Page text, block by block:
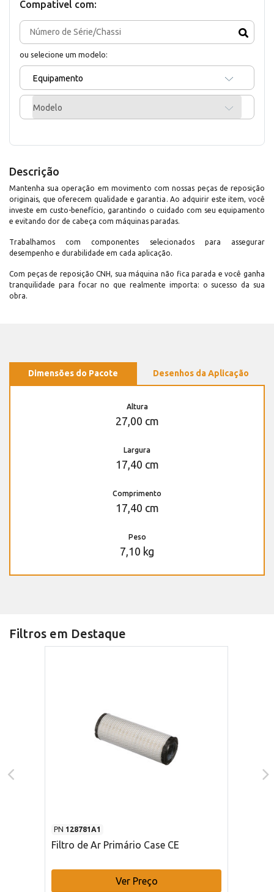
Compativel com:
ou selecione um modelo:
Equipamento
Modelo
Descrição
Mantenha sua operação em movimento com nossas peças de reposição
originais, que oferecem qualidade e garantia. Ao adquirir este item, você
investe em custo-benefício, garantindo o cuidado com seu equipamento
e evitando dor de cabeça com máquinas paradas.
Trabalhamos com componentes selecionados para assegurar
desempenho e durabilidade em cada aplicação.
Com peças de reposição CNH, sua máquina não fica parada e você ganha
tranquilidade para focar no que realmente importa: o sucesso da sua
obra.
Dimensões do Pacote Desenhos da Aplicação
Altura
27,00 cm
Largura
17,40 cm
Comprimento
17,40 cm
Peso
7,10 kg
Filtros em Destaque
PN 128781A1
Filtro de Ar Primário Case CE
Ver Preço